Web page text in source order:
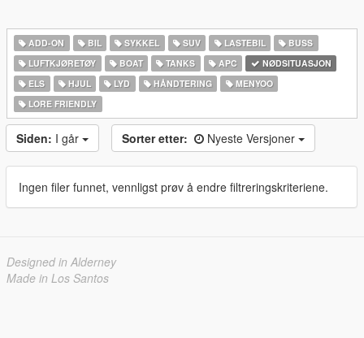
ADD-ON BIL SYKKEL SUV LASTEBIL
BUSS
LUFTKJØRETØY
BOAT TANKS APC
NØDSITUASJON
ELS
HJUL LYD HÅNDTERING
MENYOO
LORE FRIENDLY
Siden: I går Sorter etter: Nyeste Versjoner
Ingen filer funnet, vennligst prøv å endre filtreringskriteriene.
Designed in Alderney
Made in Los Santos